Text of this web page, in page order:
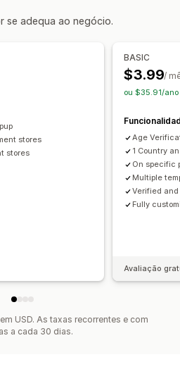
de produtos
de letra personalizados
Direcionamento
Etiquetagem
Relatórios
B Rastreio API e webhooks
se adequa ao negócio.
stores
stores
BASIC
$3.99/
ou $35.91/
Age
1 Country
On specific
Multiple
Verified
Fully
Avaliação
USD. As taxas recorrentes e com
a cada 30 dias.